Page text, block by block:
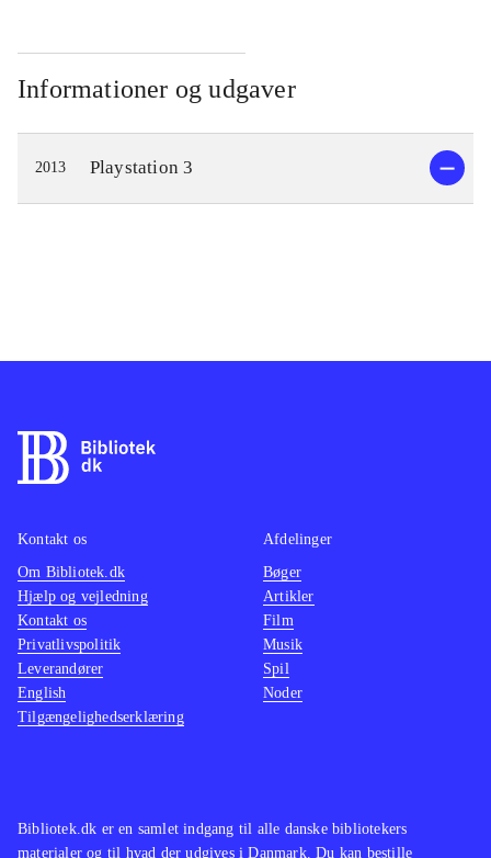
besejre fysiske manifestationer - i en
såkaldt kopi-verden - af menneskenes
manglende selvtillid og modstand
mod forandringerne. Overvinder man
disse udfordringer - inkl. svære
"bosses" - opfyldes ønskerne i "den
og andre typer af items.
er engelsk tale. Tekst og tale er
gennemsyret af humoristiske og
er udelukkende singleplayer. PEGI er
12 med anmærkninger for stødende
sprog og vold
Alt i alt et fint underholdende spil,
hvis man i forvejen er fan af japansk
RPG. Her er tale om et udfordrende
spil, der kræver, at man benytter den
trods sin skæve humor tager tempoet
Informationer og udgaver
2013 Playstation 3
Bibliotek.dk er en samlet indgang til alle danske bibliotekers
materialer og til hvad der udgives i Danmark. Du kan bestille
Kontakt os
Om Bibliotek.dk
Hjælp og vejledning
Kontakt os
Privatlivspolitik
Leverandører
English
Tilgængelighedserklæring
Afdelinger
Bøger
Artikler
Film
Musik
Spil
Noder